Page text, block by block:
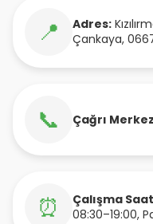
📍 Adres:
Çankaya,
📞 Çağrı
⏰ Çalışma
08:30–19:00,